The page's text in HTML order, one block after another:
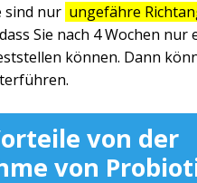
sind nur ungefähre
Sie nach 4 Wochen nur
können. Dann
von der
von